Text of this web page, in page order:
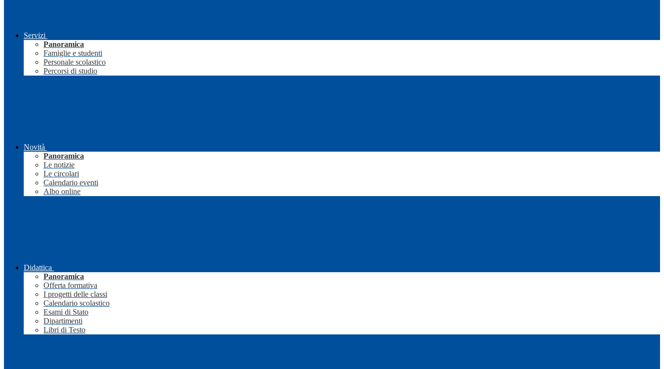
Servizi
Panoramica
Famiglie e studenti
Personale scolastico
Percorsi di studio
Novità
Panoramica
Le notizie
Le circolari
Calendario eventi
Albo online
Didattica
Panoramica
Offerta formativa
I progetti delle classi
Calendario scolastico
Esami di Stato
Dipartimenti
Libri di Testo